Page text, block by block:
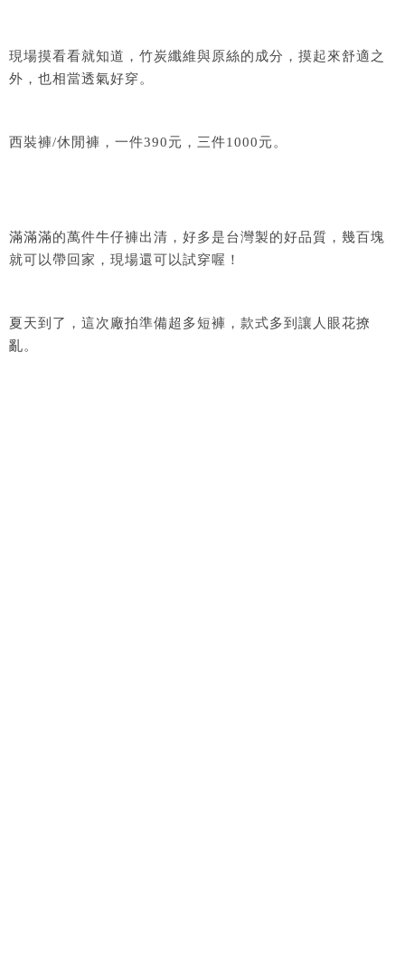
現場摸看看就知道，竹炭纖維與原絲的成分，摸起來舒適之
外，也相當透氣好穿。
西裝褲/休閒褲，一件390元，三件1000元。
滿滿滿的萬件牛仔褲出清，好多是台灣製的好品質，幾百塊
就可以帶回家，現場還可以試穿喔！
夏天到了，這次廠拍準備超多短褲，款式多到讓人眼花撩
亂。